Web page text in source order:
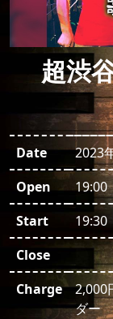
超渋
Date
2023
Open
19:00
Start
19:30
Close
Charge
2,000
ダー